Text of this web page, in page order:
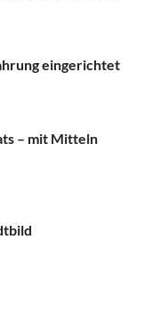
eingerichtet
– mit Mitteln